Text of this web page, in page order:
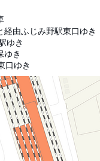
由ふじみ野駅東口ゆき
ゆき
ゆき
口ゆき